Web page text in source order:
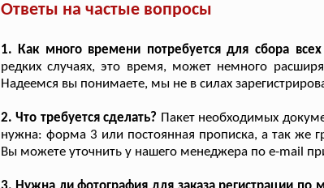
Ответы на частые вопросы
1. Как много времени потребуется для сбора
редких случаях, это время, может немного
Надеемся вы понимаете, мы не в силах
2. Что требуется сделать? Пакет необходимых
нужна: форма 3 или постоянная прописка, а так же
Вы можете уточнить у нашего менеджера по e-mail